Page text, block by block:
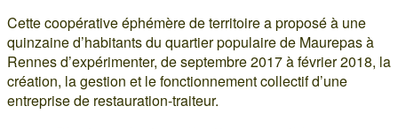
Cette coopérative éphémère de territoire a proposé à une
quinzaine d’habitants du quartier populaire de Maurepas à
Rennes d’expérimenter, de septembre 2017 à février 2018, la
création, la gestion et le fonctionnement collectif d’une
entreprise de restauration-traiteur.